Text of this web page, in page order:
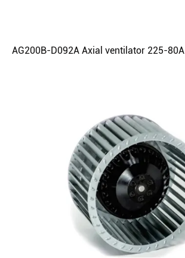
AG200B-D092A Axial ventilator 225-80A